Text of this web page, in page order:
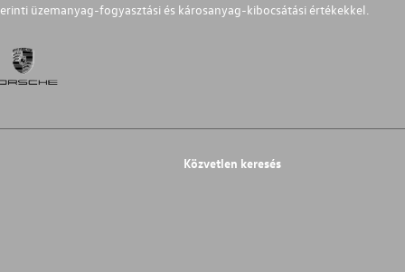
üzemanyag-fogyasztási és károsanyag-kibocsátási értékekkel.
Közvetlen keresés